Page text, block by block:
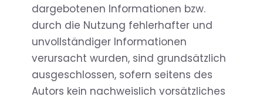
dargebotenen Informationen bzw.
durch die Nutzung fehlerhafter und
unvollständiger Informationen
verursacht wurden, sind grundsätzlich
ausgeschlossen, sofern seitens des
Autors kein nachweislich vorsätzliches